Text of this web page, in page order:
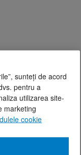
sunteți de acord
pentru a
utilizarea site-
marketing
cookie